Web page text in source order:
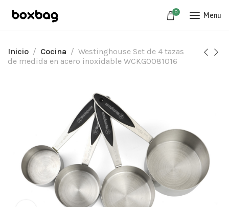
0 Menu
Inicio Cocina
Westinghouse Set de 4 tazas
de medida en acero inoxidable WCKG0081016